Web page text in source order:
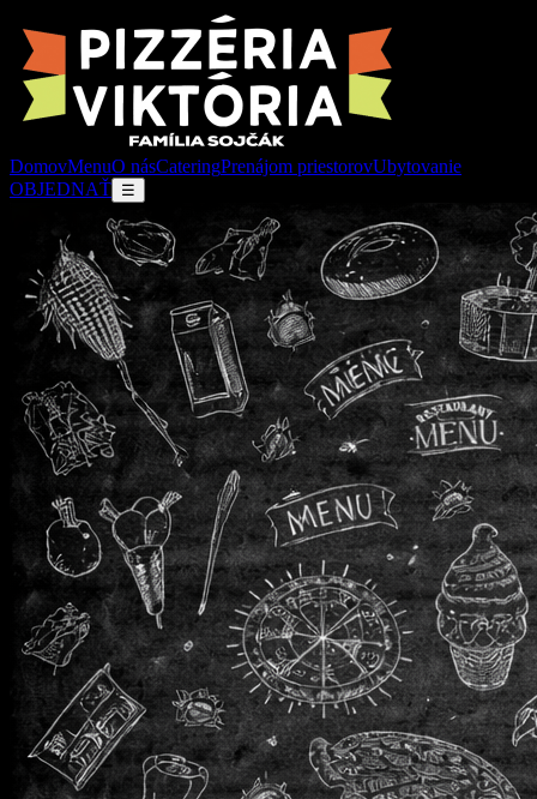
DomovMenuO násCateringPrenájom priestorovUbytovanie
OBJEDNAŤ ☰